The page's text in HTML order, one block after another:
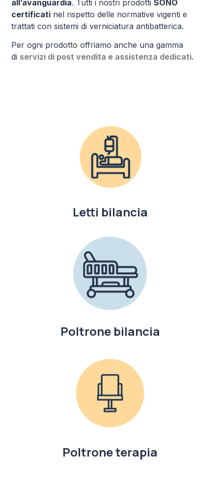
all’avanguardia. Tutti i nostri prodottiSONO
certificati nel rispetto delle normative vigenti e
trattati con sistemi di verniciatura antibatterica.
Per ogni prodotto offriamo anche una gamma
di servizi di post vendita e assistenza dedicati.
Letti bilancia
Poltrone bilancia
Poltrone terapia